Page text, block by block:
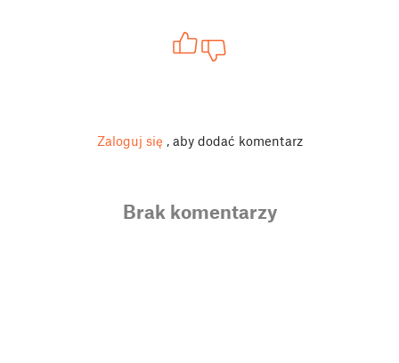
Zaloguj się , aby dodać komentarz
Brak komentarzy